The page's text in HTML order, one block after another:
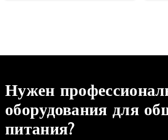
Нужен
оборудования для
питания?